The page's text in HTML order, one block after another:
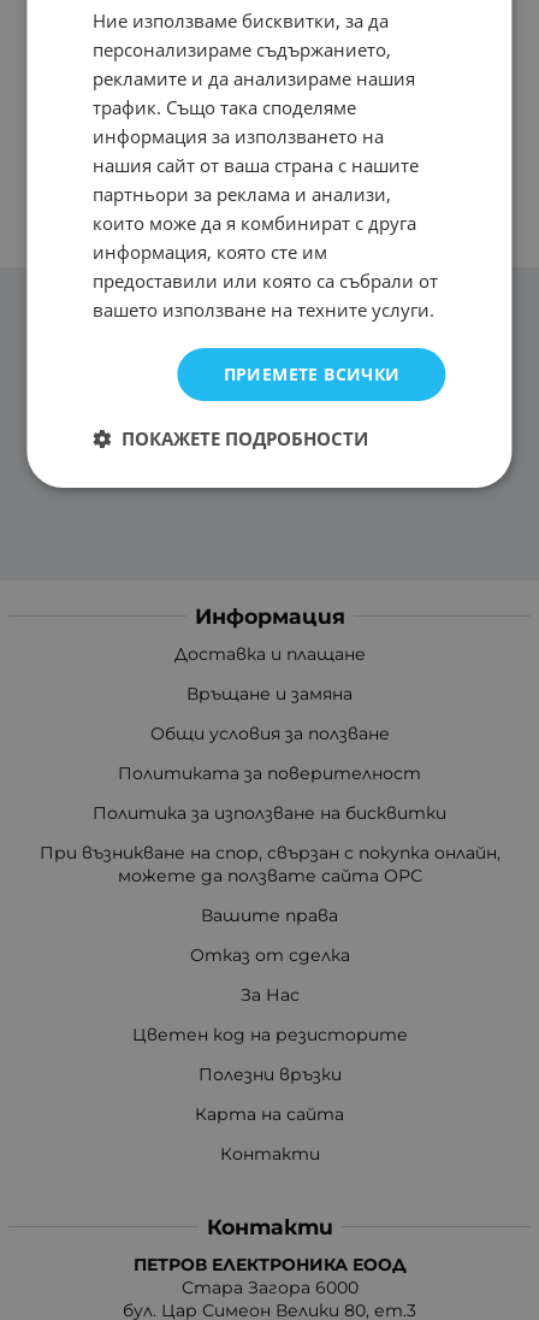
Информация
Доставка и плащане
Връщане и замяна
Общи условия за ползване
Политиката за поверителност
Политика за използване на бисквитки
При възникване на спор, свързан с покупка онлайн,
можете да ползвате сайта ОРС
Вашите права
Отказ от сделка
За Нас
Цветен код на резисторите
Полезни връзки
Карта на сайта
Контакти
Контакти
ПЕТРОВ ЕЛЕКТРОНИКА ЕООД
Стара Загора 6000
бул. Цар Симеон Велики 80, ет.3
Ние използваме бисквитки, за да
персонализираме съдържанието,
рекламите и да анализираме нашия
трафик. Също така споделяме
информация за използването на
нашия сайт от ваша страна с нашите
партньори за реклама и анализи,
които може да я комбинират с друга
информация, която сте им
предоставили или която са събрали от
вашето използване на техните услуги.
ПРИЕМЕТЕ ВСИЧКИ
ПОКАЖЕТЕ ПОДРОБНОСТИ